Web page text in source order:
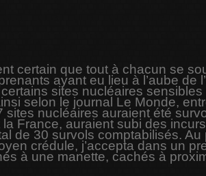
certain que tout à chacun se
ayant eu lieu à l’aube de
sites nucléaires
selon le journal Le Monde,
sites nucléaires auraient été
France, auraient subi des
de 30 survols comptabilisés.
crédule, j’accepta dans un
à une manette, cachés à